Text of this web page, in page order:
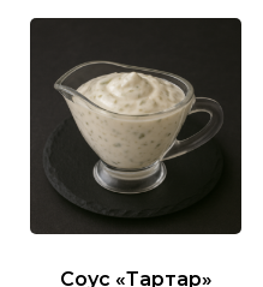
Соус «Тартар»